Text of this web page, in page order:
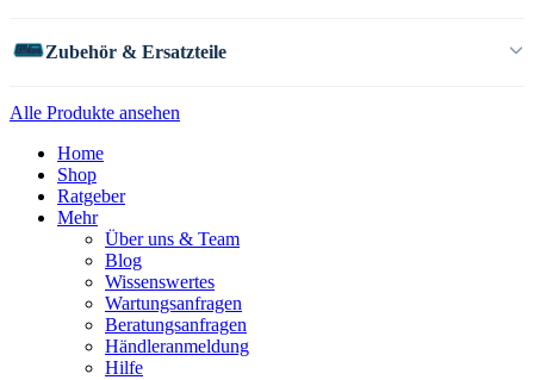
Zubehör & Ersatzteile
Alle Produkte ansehen
Home
Shop
Ratgeber
Mehr
Über uns & Team
Blog
Wissenswertes
Wartungsanfragen
Beratungsanfragen
Händleranmeldung
Hilfe